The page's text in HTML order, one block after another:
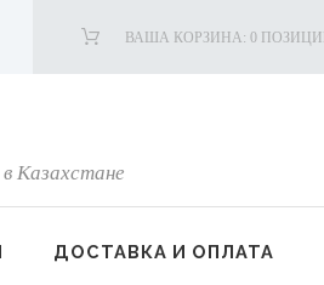
ВАША КОРЗИНА: 0
Казахстане
ДОСТАВКА И ОПЛАТА